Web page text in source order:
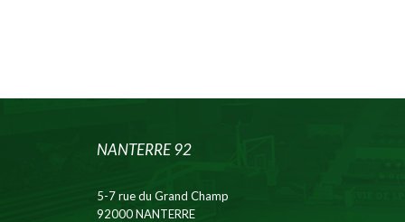
NANTERRE 92
5-7 rue du Grand Champ
92000 NANTERRE